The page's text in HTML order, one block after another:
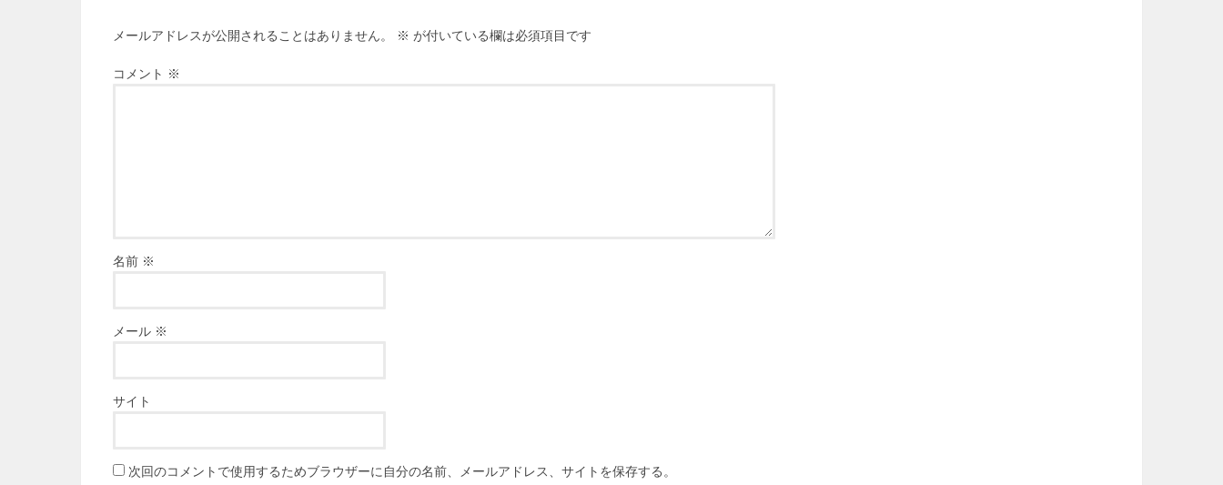
メールアドレスが公開されることはありません。 ※ が付いている欄は必須項目です
コメント ※
名前 ※
メール ※
サイト
次回のコメントで使用するためブラウザーに自分の名前、メールアドレス、サイトを保存する。